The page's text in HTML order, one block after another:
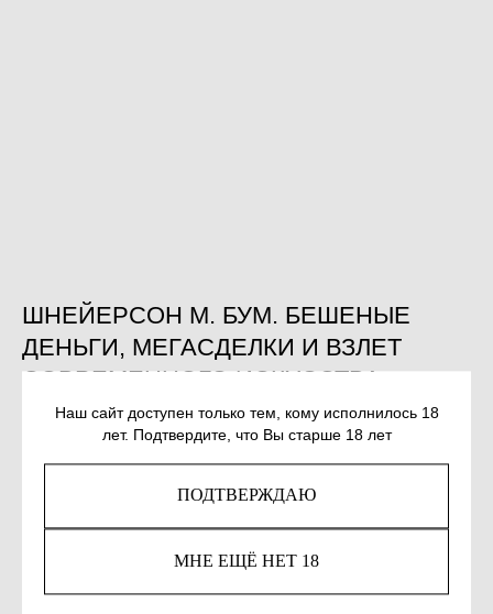
Наш сайт доступен только тем, кому исполнилось 18
лет. Подтвердите, что Вы старше 18 лет
ПОДТВЕРЖДАЮ
МНЕ ЕЩЁ НЕТ 18
ШНЕЙЕРСОН М. БУМ. БЕШЕНЫЕ
ДЕНЬГИ, МЕГАСДЕЛКИ И ВЗЛЕТ
СОВРЕМЕННОГО ИСКУССТВА
SKU:978-5-389-25246-2
Незаконное потребление наркотических средств,